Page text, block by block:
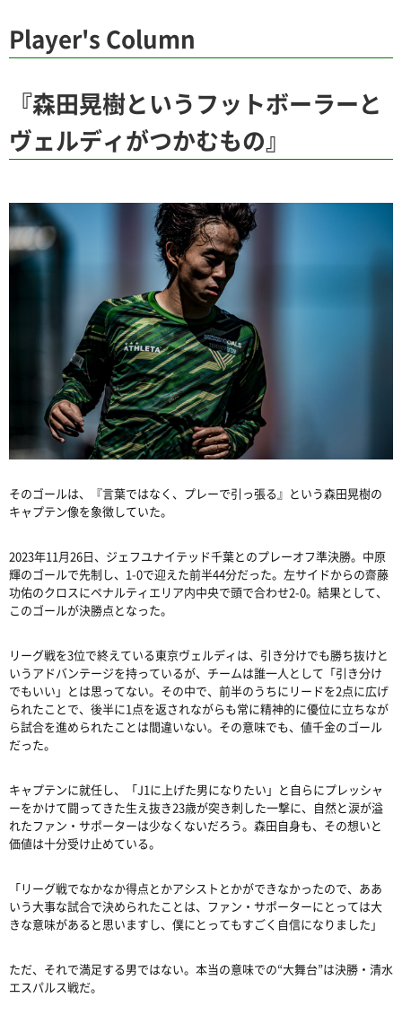
Player's Column
『森田晃樹というフットボーラーと
ヴェルディがつかむもの』
そのゴールは、『言葉ではなく、プレーで引っ張る』という森田晃樹の
キャプテン像を象徴していた。
2023年11 月26日、ジェフユナイテッド千葉とのプレーオフ準決勝。中原
輝のゴールで先制し、 1-0で迎えた前半44分だった。左サイドからの齋藤
功佑のクロスにペナルティエリア内中央で頭で合わせ2-0。結果として、
このゴールが決勝点となった。
リーグ戦を3位で終えている東京ヴェルディは、引き分けでも勝ち抜けと
いうアドバンテージを持っているが、チームは誰一人として「引き分け
でもいい」とは思ってない。その中で、前半のうちにリードを2点に広げ
られたことで、後半に1 点を返されながらも常に精神的に優位に立ちなが
ら試合を進められたことは間違いない。その意味でも、値千金のゴール
だった。
キャプテンに就任し、「 J1に上げた男になりたい」と自らにプレッシャ
ーをかけて闘ってきた生え抜き23歳が突き刺した一撃に、自然と涙が溢
れたファン・サポーターは少なくないだろう。森田自身も、その想いと
価値は十分受け止めている。
「リーグ戦でなかなか得点とかアシストとかができなかったので、ああ
いう大事な試合で決められたことは、ファン・サポーターにとっては大
きな意味があると思いますし、僕にとってもすごく自信になりました」
ただ、それで満足する男ではない。本当の意味での“大舞台”は決勝・清水
エスパルス戦だ。